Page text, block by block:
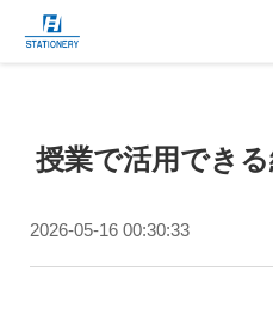
製品
当社について
授業で活用でき
2026-05-16 00:30:33